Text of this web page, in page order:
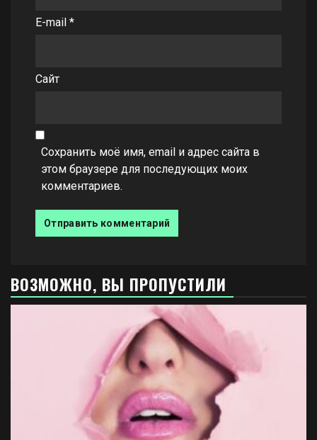
E-mail *
Сайт
Сохранить моё имя, email и адрес сайта в
этом браузере для последующих моих
комментариев.
ВОЗМОЖНО, ВЫ ПРОПУСТИЛИ